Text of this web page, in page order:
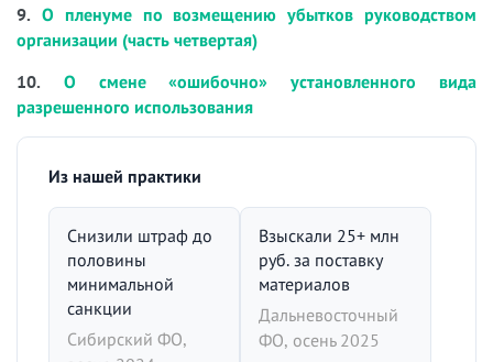
9. О пленуме по возмещению убытков руководством
организации (часть четвертая)
10. О смене «ошибочно» установленного вида
разрешенного использования
Из нашей практики
Снизили штраф до
половины
минимальной
санкции
Сибирский ФО,
Взыскали 25+ млн
руб. за поставку
материалов
Дальневосточный
ФО, осень 2025